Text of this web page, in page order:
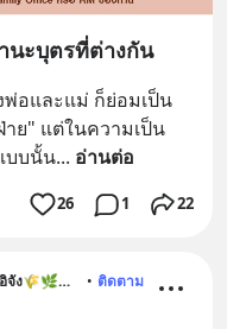
นะบุตรที่ต่างกัน
พ่อและแม่ ก็ย่อมเป็น
ย" แต่ในความเป็น
บบนั้น... อ่านต่อ
26 1 22
🍁กาลและเวลา🌷Mamonaku🍜ยูอิจัง🌾🌿🐶🐱 • ติดตาม